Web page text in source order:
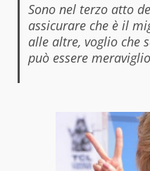
Sono nel terzo atto
assicurare che è il
alle altre, voglio che
può essere